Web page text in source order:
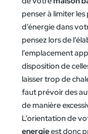
penser à limiter
d’énergie dans
pensez lors de
l’emplacement
disposition de
laisser trop de
faut prévoir des
de manière
L’orientation de
energieest donc